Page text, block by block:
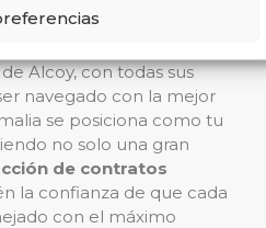
especializado en
Alcoy, con todas sus
navegado con la mejor
se posiciona como tu
no solo una gran
de contratos
la confianza de que cada
con el máximo